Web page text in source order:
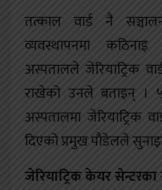
तत्काल वार्ड नै
व्यवस्थापनमा
अस्पतालले जेरियाट्रिक
राखेको उनले बताइन् ।
अस्पतालमा जेरियाट्रिक
दिएको प्रमुख पौडेलले
जेरियाट्रिक केयर